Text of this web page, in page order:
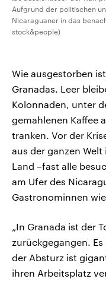
Aufgrund der politischen
Nicaraguaner in das
stock&people)
Wie ausgestorben
Granadas. Leer
Kolonnaden, unter
gemahlenen Kaffee
tranken. Vor der
aus der ganzen
Land –fast alle
am Ufer des
Gastronominnen
„In Granada ist der
zurückgegangen.
der Absturz ist
ihren Arbeitsplatz